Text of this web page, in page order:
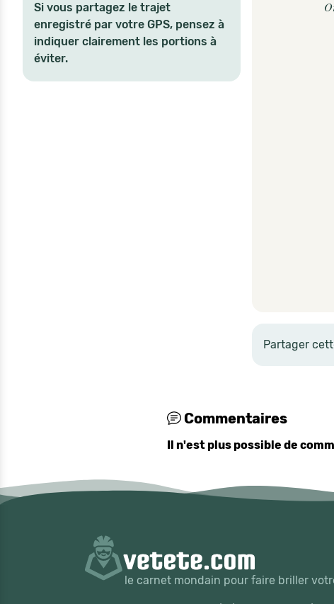
Si vous partagez le trajet
enregistré par votre GPS, pensez à
indiquer clairement les portions à
éviter.
Partager
Commentaires
Il n'est plus possible de
le carnet mondain pour faire briller